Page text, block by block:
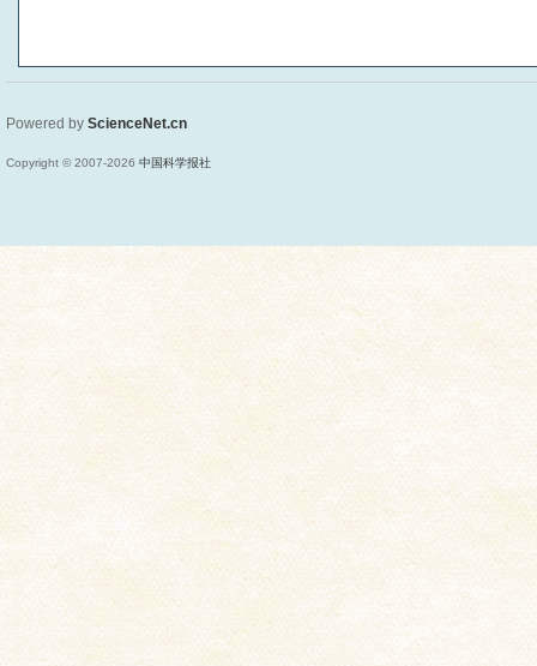
Powered by ScienceNet.cn
Copyright © 2007-2026 中国科学报社